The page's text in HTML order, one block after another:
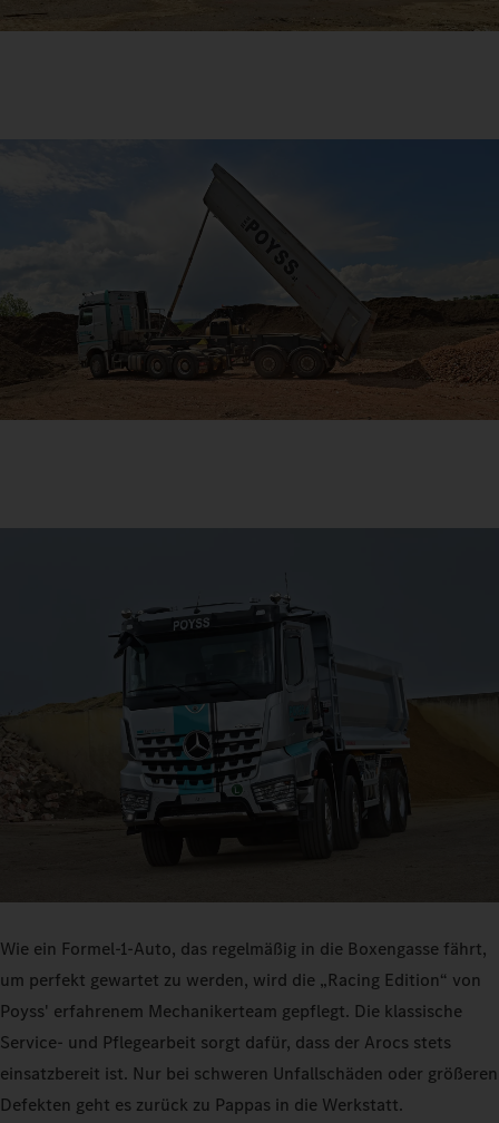
Wie ein Formel-1-Auto, das regelmäßig in die Boxengasse fährt,
um perfekt gewartet zu werden, wird die „Racing Edition“ von
Poyss' erfahrenem Mechanikerteam gepflegt. Die klassische
Service- und Pflegearbeit sorgt dafür, dass der Arocs stets
einsatzbereit ist. Nur bei schweren Unfallschäden oder größeren
Defekten geht es zurück zu Pappas in die Werkstatt.